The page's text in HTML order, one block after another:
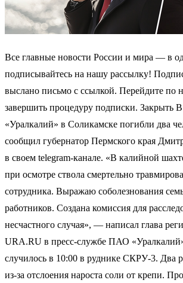
Все главные новости России и мира — в
подписывайтесь на нашу рассылку!
выслано письмо с ссылкой. Перейдите по
завершить процедуру подписки. Закрыть
«Уралкалий» в Соликамске погибли два
сообщил губернатор Пермского края
в своем telegram-канале. «В калийной
при осмотре ствола смертельно
сотрудника. Выражаю соболезнования
работников. Создана комиссия для
несчастного случая», — написал глава
URA.RU в пресс-службе ПАО
случилось в 10:00 в руднике СКРУ-3. Два
из-за отслоения нароста соли от крепи.